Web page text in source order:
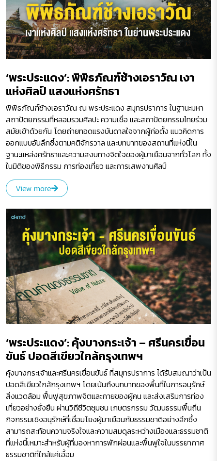
‘พระประแดง’: พิพิธภัณฑ์ช้างเอราวัณ เงา
แห่งศิลป์ แสงแห่งศรัทธา
พิพิธภัณฑ์ช้างเอราวัณ ณ พระประแดง สมุทรปราการ ในฐานะมหา
สถาปัตยกรรมที่หลอมรวมศิลปะ ความเชื่อ และสถาปัตยกรรมไทยร่วม
สมัยเข้าด้วยกัน โดยถ่ายทอดแรงบันดาลใจจากผู้ก่อตั้ง แนวคิดการ
ออกแบบอันลึกซึ้งตามคติจักรวาล และบทบาทของสถานที่แห่งนี้ใน
ฐานะแหล่งศรัทธาและความสงบทางจิตใจของผู้มาเยือนจากทั่วโลก ทั้ง
ในมิติของพิธีกรรม การท่องเที่ยว และการเสพงานศิลป์
View more
‘พระประแดง’: คุ้งบางกระเจ้า – ศรีนครเขื่อน
ขันธ์ ปอดสีเขียวใกล้กรุงเทพฯ
คุ้งบางกระเจ้าและศรีนครเขื่อนขันธ์ ที่สมุทรปราการ ได้รับสมญาว่าเป็น
ปอดสีเขียวใกล้กรุงเทพฯ โดยเน้นถึงบทบาทของพื้นที่ในการอนุรักษ์
สิ่งแวดล้อม ฟื้นฟูสุขภาพจิตและกายของผู้คน และส่งเสริมการท่อง
เที่ยวอย่างยั่งยืน ผ่านวิถีชีวิตชุมชน เกษตรกรรม วัฒนธรรมพื้นถิ่น
กิจกรรมเชิงอนุรักษ์ที่เชื่อมโยงผู้มาเยือนกับธรรมชาติอย่างลึกซึ้ง
สามารถสะท้อนความจริงใจและความสมดุลระหว่างเมืองและธรรมชาติ
ที่แห่งนี้เหมาะสำหรับผู้ที่มองหาการพักผ่อนและฟื้นฟูใจในบรรยากาศ
ธรรมชาติที่ใกล้แค่เอื้อม